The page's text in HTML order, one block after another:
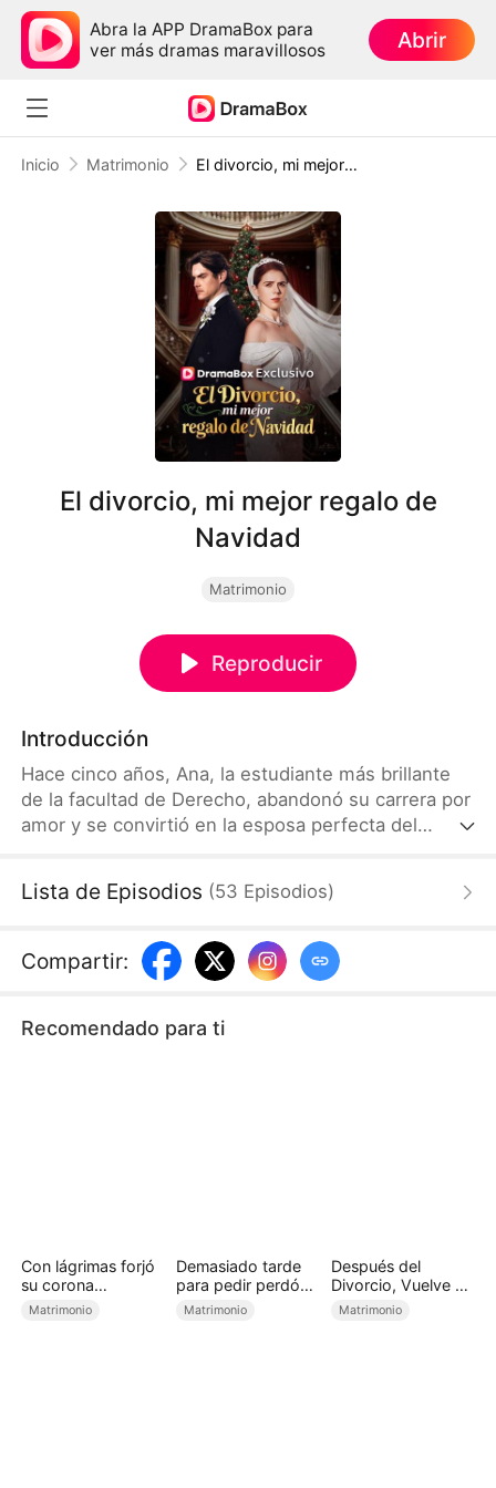
Abra la APP DramaBox para
ver más dramas maravillosos
Abrir
Inicio Matrimonio El divorcio, mi mejor regalo de Navidad
El divorcio, mi mejor regalo de
Navidad
Matrimonio
Reproducir
Introducción
Hace cinco años, Ana, la estudiante más brillante
de la facultad de Derecho, abandonó su carrera por
amor y se convirtió en la esposa perfecta del
cuando Izan toma a su primer amor de los brazos y
campus bajo la tutela del profesor Daniel. Mientras
que Izan finalmente se da cuenta de que Ana es a
Lista de Episodios (53 Episodios)
Compartir:
Recomendado para ti
Con lágrimas forjó
su corona
(Doblado)
Matrimonio
Demasiado tarde
para pedir perdón
(Doblado)
Matrimonio
Después del
Divorcio, Vuelve a
Casarse (Doblado)
Matrimonio